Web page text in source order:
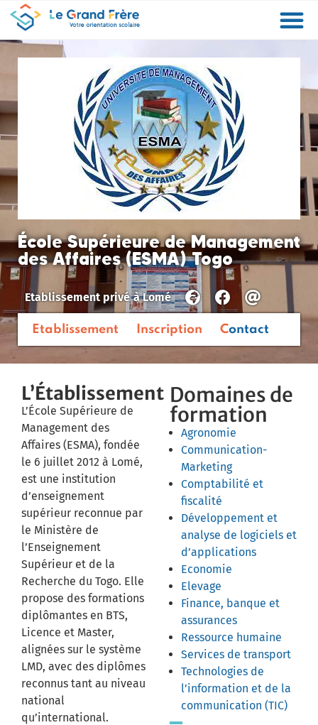
École Supérieure de Management
des Affaires (ESMA) Togo
Etablissement privé àLomé
Etablissement Inscription Contact
L’Établissement
L’École Supérieure de
Management des
Affaires (ESMA), fondée
le 6 juillet 2012 à Lomé,
est une institution
d’enseignement
supérieur reconnue par
le Ministère de
l’Enseignement
Supérieur et de la
Recherche du Togo. Elle
propose des formations
diplômantes en BTS,
Licence et Master,
alignées sur le système
LMD, avec des diplômes
reconnus tant au niveau
national
qu’international.
Domaines de
formation
Agronomie
Communication-
Marketing
Comptabilité et
fiscalité
Développement et
analyse de logiciels et
d’applications
Economie
Elevage
Finance, banque et
assurances
Ressource humaine
Services de transport
Technologies de
l’information et de la
communication (TIC)